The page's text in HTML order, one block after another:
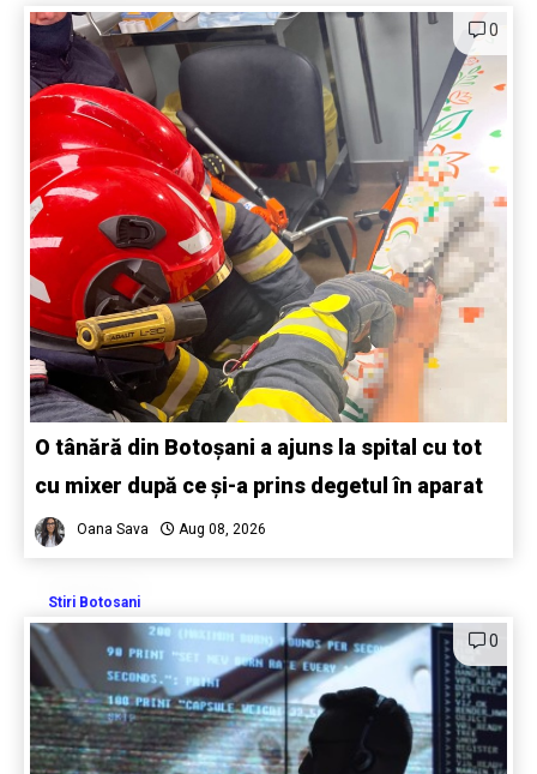
0
O tânără din Botoșani a ajuns la spital cu tot
cu mixer după ce și-a prins degetul în aparat
Oana Sava Aug 08, 2026
Stiri Botosani
0